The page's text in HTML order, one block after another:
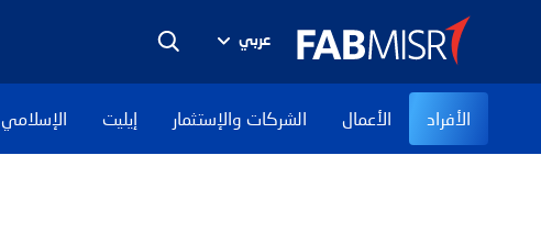
عربي
الأفراد الأعمال الشركات والإستثمار إيليت الإسلامي